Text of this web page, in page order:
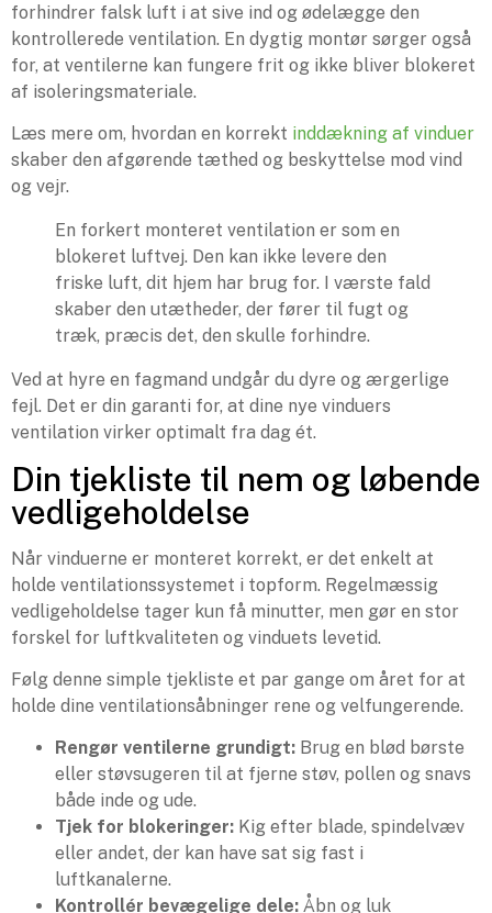
forhindrer falsk luft i at sive ind og ødelægge den
kontrollerede ventilation. En dygtig montør sørger også
for, at ventilerne kan fungere frit og ikke bliver blokeret
af isoleringsmateriale.
Læs mere om, hvordan en korrekt inddækning af vinduer
skaber den afgørende tæthed og beskyttelse mod vind
og vejr.
En forkert monteret ventilation er som en
blokeret luftvej. Den kan ikke levere den
friske luft, dit hjem har brug for. I værste fald
skaber den utætheder, der fører til fugt og
træk, præcis det, den skulle forhindre.
Ved at hyre en fagmand undgår du dyre og ærgerlige
fejl. Det er din garanti for, at dine nye vinduers
ventilation virker optimalt fra dag ét.
Din tjekliste til nem og løbende
vedligeholdelse
Når vinduerne er monteret korrekt, er det enkelt at
holde ventilationssystemet i topform. Regelmæssig
vedligeholdelse tager kun få minutter, men gør en stor
forskel for luftkvaliteten og vinduets levetid.
Følg denne simple tjekliste et par gange om året for at
holde dine ventilationsåbninger rene og velfungerende.
Rengør ventilerne grundigt: Brug en blød børste
eller støvsugeren til at fjerne støv, pollen og snavs
både inde og ude.
Tjek for blokeringer: Kig efter blade, spindelvæv
eller andet, der kan have sat sig fast i
luftkanalerne.
Kontrollér bevægelige dele: Åbn og luk